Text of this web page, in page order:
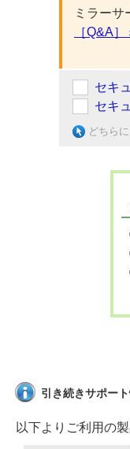
ミラー
［Q&A
セキ
セキ
どちら
引き続きサポー
以下よりご利用の